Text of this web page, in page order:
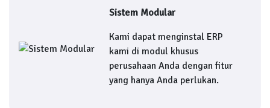
Sistem Modular
Kami dapat menginstal ERP
kami di modul khusus
perusahaan Anda dengan fitur
yang hanya Anda perlukan.